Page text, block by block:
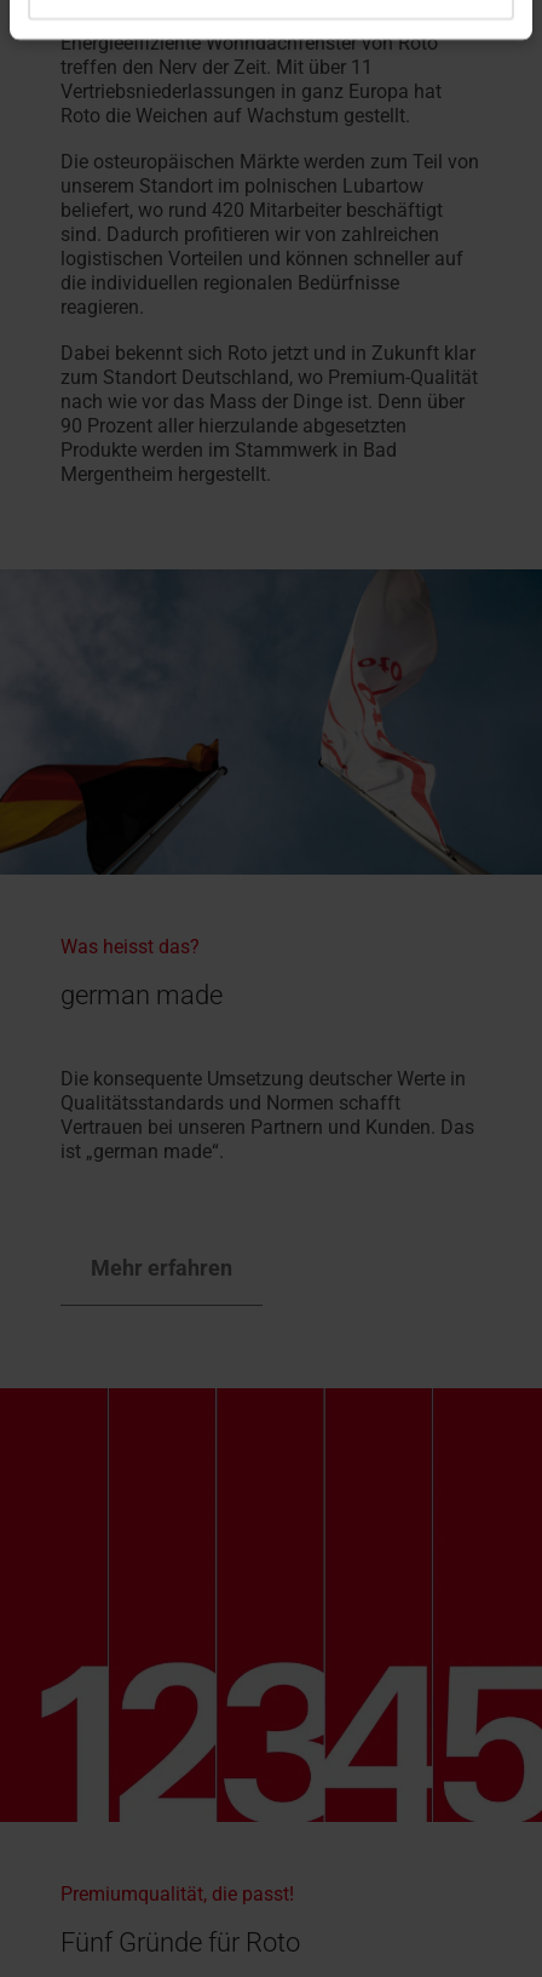
sei es in England, Frankreich oder Polen:
Energieeffiziente Wohndachfenster von Roto
treffen den Nerv der Zeit. Mit über 11
Vertriebsniederlassungen in ganz Europa hat
Roto die Weichen auf Wachstum gestellt.
Die osteuropäischen Märkte werden zum Teil von
unserem Standort im polnischen Lubartow
beliefert, wo rund 420 Mitarbeiter beschäftigt
sind. Dadurch profitieren wir von zahlreichen
logistischen Vorteilen und können schneller auf
die individuellen regionalen Bedürfnisse
reagieren.
Dabei bekennt sich Roto jetzt und in Zukunft klar
zum Standort Deutschland, wo Premium-Qualität
nach wie vor das Mass der Dinge ist. Denn über
90 Prozent aller hierzulande abgesetzten
Produkte werden im Stammwerk in Bad
Mergentheim hergestellt.
Was heisst das?
german made
Die konsequente Umsetzung deutscher Werte in
Qualitätsstandards und Normen schafft
Vertrauen bei unseren Partnern und Kunden. Das
ist „german made“.
Mehr erfahren
Premiumqualität, die passt!
Fünf Gründe für Roto